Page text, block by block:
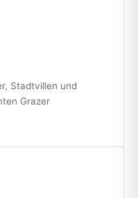
Stadtvillen und
Grazer